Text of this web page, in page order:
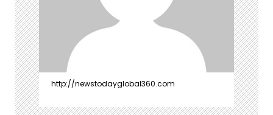
http://newstodayglobal360.com